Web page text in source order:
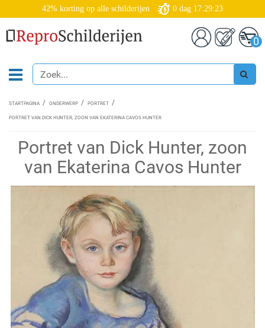
42% korting op alle schilderijen 0 dag 17:29:23
0
STARTPAGINA ONDERWERP PORTRET
PORTRET VAN DICK HUNTER, ZOON VAN EKATERINA CAVOS HUNTER
Portret van Dick Hunter, zoon
van Ekaterina Cavos Hunter